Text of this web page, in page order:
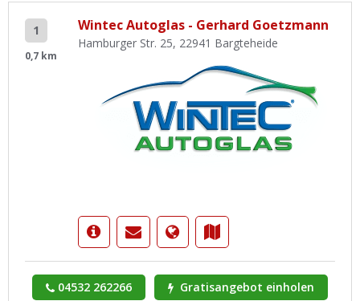
1
0,7 km
Wintec Autoglas - Gerhard Goetzmann
Hamburger Str. 25, 22941 Bargteheide
04532 262266 Gratisangebot einholen